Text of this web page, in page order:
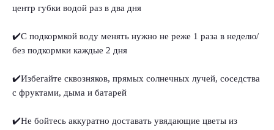
центр губки водой раз в два дня
✔️С подкормкой воду менять нужно не реже 1 раза в неделю/
без подкормки каждые 2 дня
✔️Избегайте сквозняков, прямых солнечных лучей, соседства
с фруктами, дыма и батарей
✔️Не бойтесь аккуратно доставать увядающие цветы из